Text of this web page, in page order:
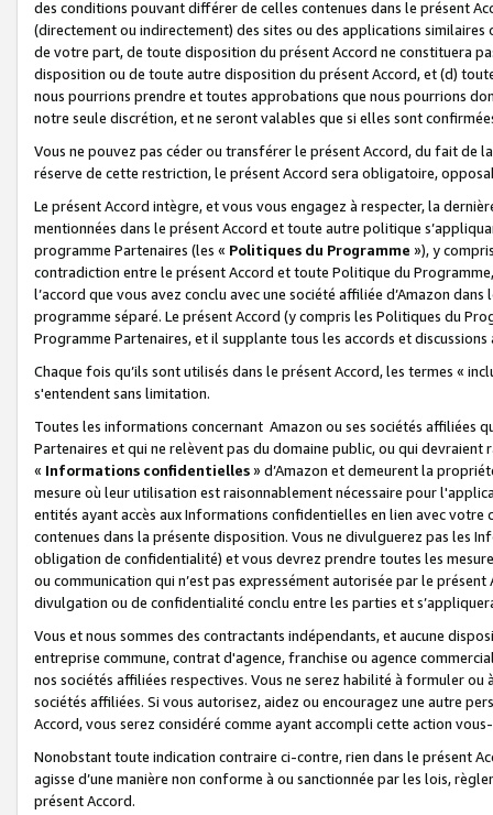
des conditions pouvant différer de celles contenues dans le présent
(directement ou indirectement) des sites ou des applications
de votre part, de toute disposition du présent Accord ne constituera
disposition ou de toute autre disposition du présent Accord, et (d)
nous pourrions prendre et toutes approbations que nous pourrions
notre seule discrétion, et ne seront valables que si elles sont
Vous ne pouvez pas céder ou transférer le présent Accord, du fait de
réserve de cette restriction, le présent Accord sera obligatoire,
Le présent Accord intègre, et vous vous engagez à respecter, la
mentionnées dans le présent Accord et toute autre politique
programme Partenaires (les « Politiques du Programme »), y
contradiction entre le présent Accord et toute Politique du
l’accord que vous avez conclu avec une société affiliée d’Amazon
programme séparé. Le présent Accord (y compris les Politiques du
Programme Partenaires, et il supplante tous les accords et discussions
Chaque fois qu’ils sont utilisés dans le présent Accord, les termes «
s'entendent sans limitation.
Toutes les informations concernant Amazon ou ses sociétés affiliées
Partenaires et qui ne relèvent pas du domaine public, ou qui
« Informations confidentielles» d’Amazon et demeurent la
mesure où leur utilisation est raisonnablement nécessaire pour
entités ayant accès aux Informations confidentielles en lien avec
contenues dans la présente disposition. Vous ne divulguerez pas les
obligation de confidentialité) et vous devrez prendre toutes les
ou communication qui n’est pas expressément autorisée par le
divulgation ou de confidentialité conclu entre les parties et
Vous et nous sommes des contractants indépendants, et aucune
entreprise commune, contrat d'agence, franchise ou agence
nos sociétés affiliées respectives. Vous ne serez habilité à formuler
sociétés affiliées. Si vous autorisez, aidez ou encouragez une autre
Accord, vous serez considéré comme ayant accompli cette action
Nonobstant toute indication contraire ci-contre, rien dans le présent
agisse d’une manière non conforme à ou sanctionnée par les lois,
présent Accord.